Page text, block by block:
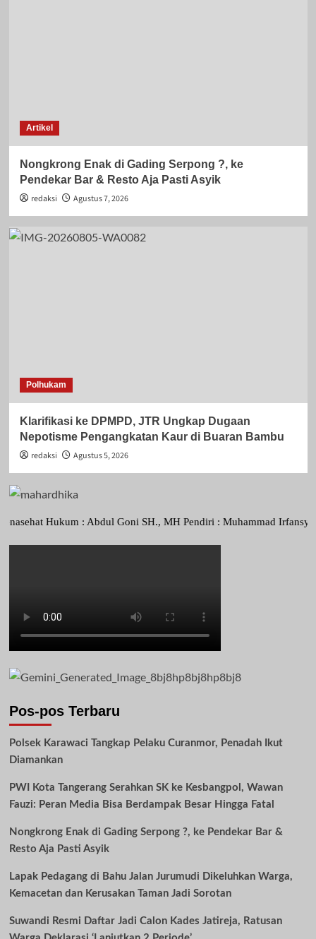
Artikel
Nongkrong Enak di Gading Serpong ?, ke
Pendekar Bar & Resto Aja Pasti Asyik
redaksi
Agustus 7, 2026
Polhukam
Klarifikasi ke DPMPD, JTR Ungkap Dugaan
Nepotisme Pengangkatan Kaur di Buaran Bambu
redaksi
Agustus 5, 2026
Hukum : Abdul Goni SH., MH Pendiri : Muhammad Irfansyah,
Pos-pos Terbaru
Polsek Karawaci Tangkap Pelaku Curanmor, Penadah Ikut
Diamankan
PWI Kota Tangerang Serahkan SK ke Kesbangpol, Wawan
Fauzi: Peran Media Bisa Berdampak Besar Hingga Fatal
Nongkrong Enak di Gading Serpong ?, ke Pendekar Bar &
Resto Aja Pasti Asyik
Lapak Pedagang di Bahu Jalan Jurumudi Dikeluhkan Warga,
Kemacetan dan Kerusakan Taman Jadi Sorotan
Suwandi Resmi Daftar Jadi Calon Kades Jatireja, Ratusan